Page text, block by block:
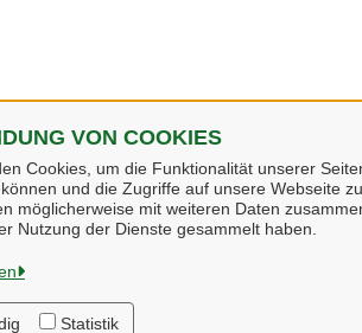
VON COOKIES
Cookies, um die Funktionalität unserer
und die Zugriffe auf unsere Webseite
möglicherweise mit weiteren Daten
Nutzung der Dienste gesammelt haben.
Statistik